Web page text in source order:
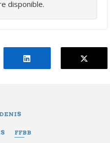
disponible.
FFBB